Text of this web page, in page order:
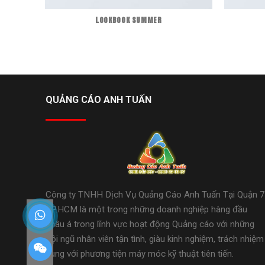
LOOKBOOK SUMMER
QUẢNG CÁO ANH TUẤN
Công ty TNHH Dịch Vụ Quảng Cáo Anh Tuấn Tại Quận 7
TP.HCM là một trong những doanh nghiệp hàng đầu
châu á trong lĩnh vực hoạt động Quảng cáo với những
đội ngũ nhân viên tận tình, giàu kinh nghiệm, trách nhiệm
cùng với phương tiện máy móc kỹ thuật tiên tiến.